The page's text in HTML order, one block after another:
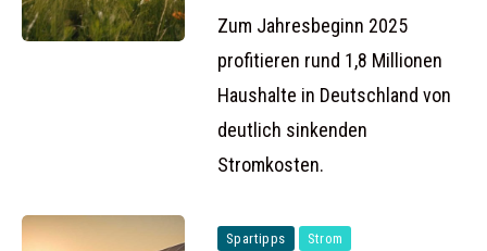
Strompreisen
Zum Jahresbeginn 2025
profitieren rund 1,8 Millionen
Haushalte in Deutschland von
deutlich sinkenden
Stromkosten.
Spartipps Strom